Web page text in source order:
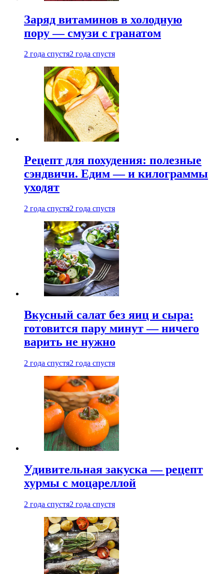
Заряд витаминов в холодную
пору — смузи с гранатом
2 года спустя2 года спустя
Рецепт для похудения: полезные
сэндвичи. Едим — и килограммы
уходят
2 года спустя2 года спустя
Вкусный салат без яиц и сыра:
готовится пару минут — ничего
варить не нужно
2 года спустя2 года спустя
Удивительная закуска — рецепт
хурмы с моцареллой
2 года спустя2 года спустя